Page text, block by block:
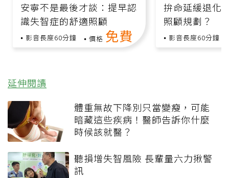
安寧不是最後才談：提早認
識失智症的舒適照顧
影音長度60分鐘 價格 免費
拚命延緩退化
照顧規劃？
影音長度60分鐘
延伸閱讀
體重無故下降別只當變瘦，可能
暗藏這些疾病！醫師告訴你什麼
時候該就醫？
聽損增失智風險 長輩量六力揪警
訊